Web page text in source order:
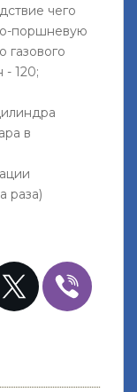
чего
поршневую
газового
- 120;
в
раза)